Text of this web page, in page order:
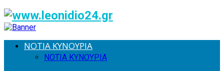
ΝΟΤΙΑ ΚΥΝΟΥΡΙΑ
ΝΟΤΙΑ ΚΥΝΟΥΡΙΑ